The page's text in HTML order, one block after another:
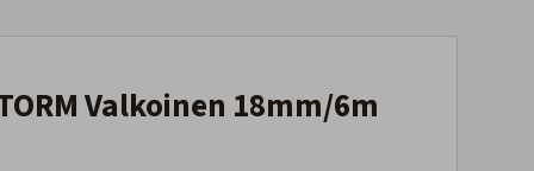
Valkoinen 18mm/6m